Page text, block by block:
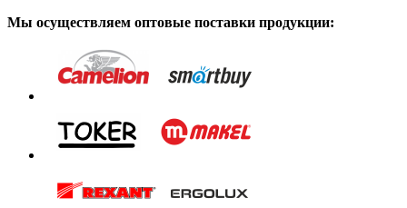
Мы осуществляем оптовые поставки продукции: